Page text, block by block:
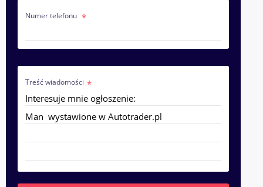
Numer telefonu
Treść wiadomości